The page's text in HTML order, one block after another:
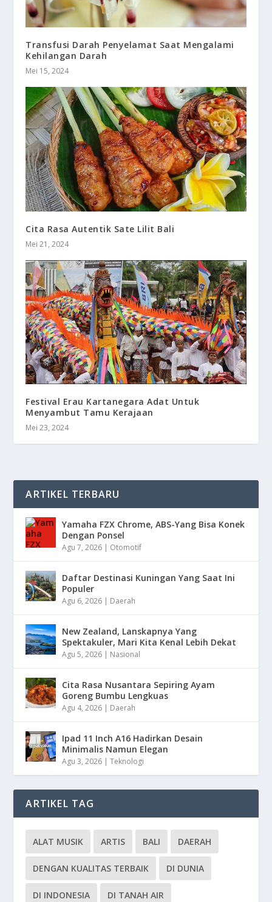
Transfusi Darah Penyelamat Saat Mengalami
Kehilangan Darah
Mei 15, 2024
Cita Rasa Autentik Sate Lilit Bali
Mei 21, 2024
Festival Erau Kartanegara Adat Untuk
Menyambut Tamu Kerajaan
Mei 23, 2024
ARTIKEL TERBARU
Yamaha FZX Chrome, ABS-Yang Bisa Konek
Dengan Ponsel
Agu 7, 2026 | Otomotif
Daftar Destinasi Kuningan Yang Saat Ini
Populer
Agu 6, 2026 | Daerah
New Zealand, Lanskapnya Yang
Spektakuler, Mari Kita Kenal Lebih Dekat
Agu 5, 2026 | Nasional
Cita Rasa Nusantara Sepiring Ayam
Goreng Bumbu Lengkuas
Agu 4, 2026 | Daerah
Ipad 11 Inch A16 Hadirkan Desain
Minimalis Namun Elegan
Agu 3, 2026 |Teknologi
ARTIKEL TAG
ALAT MUSIK ARTIS BALI DAERAH
DENGAN KUALITAS TERBAIK DI DUNIA
DI INDONESIA DI TANAH AIR